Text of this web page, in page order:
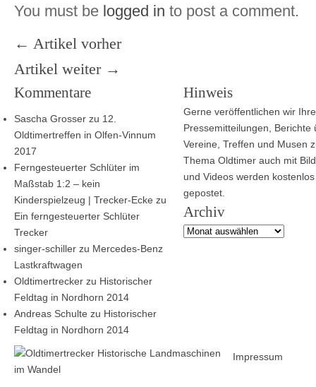
You must be logged in to post a comment.
← Artikel vorher
Artikel weiter →
Kommentare
Sascha Grosser zu 12.
Oldtimertreffen in Olfen-Vinnum
2017
Ferngesteuerter Schlüter im
Maßstab 1:2 – kein
Kinderspielzeug | Trecker-Ecke zu
Ein ferngesteuerter Schlüter
Trecker
singer-schiller zu Mercedes-Benz
Lastkraftwagen
Oldtimertrecker zu Historischer
Feldtag in Nordhorn 2014
Andreas Schulte zu Historischer
Feldtag in Nordhorn 2014
Hinweis
Gerne veröffentlichen wir Ihre
Pressemitteilungen, Berichte
Vereine, Treffen und Musen
Thema Oldtimer auch mit
und Videos werden kostenlos
gepostet.
Archiv
Archiv
Impressum